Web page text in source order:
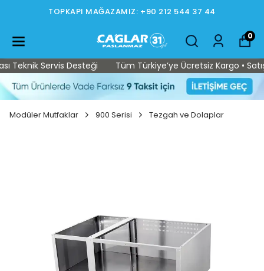
TOPKAPI MAĞAZAMIZ: +90 212 544 37 44
0
Servis Desteği Tüm Türkiye’ye Ücretsiz Kargo • Satış
Modüler Mutfaklar 900 Serisi Tezgah ve Dolaplar